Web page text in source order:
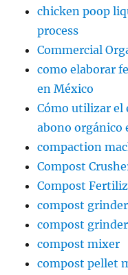
chicken poop
process
Commercial
como elaborar
en México
Cómo utilizar el
abono orgánico
compaction
Compost
Compost
compost grinder
compost
compost mixer
compost pellet